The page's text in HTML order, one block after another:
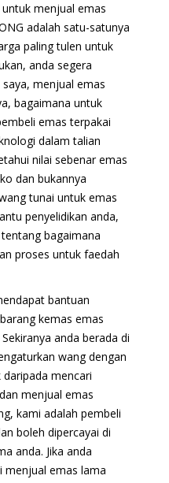
menjual emas
adalah satu-satunya
paling tulen untuk
anda segera
menjual emas
bagaimana untuk
emas terpakai
dalam talian
nilai sebenar emas
dan bukannya
tunai untuk emas
penyelidikan anda,
bagaimana
proses untuk faedah
bantuan
kemas emas
anda berada di
wang dengan
mencari
menjual emas
kami adalah pembeli
boleh dipercayai di
anda. Jika anda
menjual emas lama